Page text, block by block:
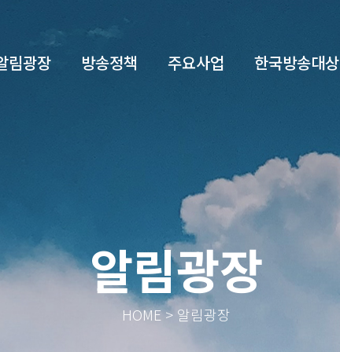
림광장 방송정책 주요사업 한국방송대상
알림광장
HOME > 알림광장